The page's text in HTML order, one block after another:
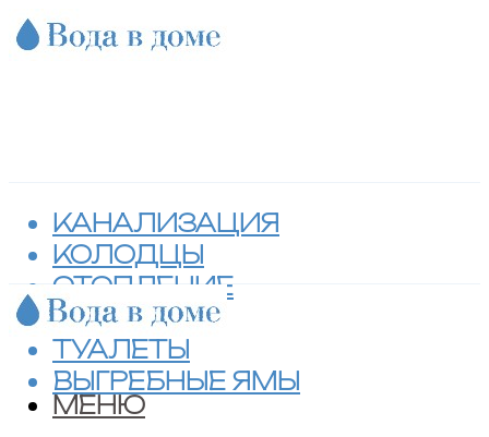
КАНАЛИЗАЦИЯ
КОЛОДЦЫ
ОТОПЛЕНИЕ
СЕПТИКИ
ТУАЛЕТЫ
ВЫГРЕБНЫЕ ЯМЫ
МЕНЮ